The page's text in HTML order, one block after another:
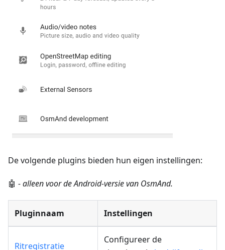
De volgende plugins bieden hun eigen instellingen:
🤖 - alleen voor de Android-versie van OsmAnd.
Pluginnaam Instellingen
Ritregistratie
Configureer de